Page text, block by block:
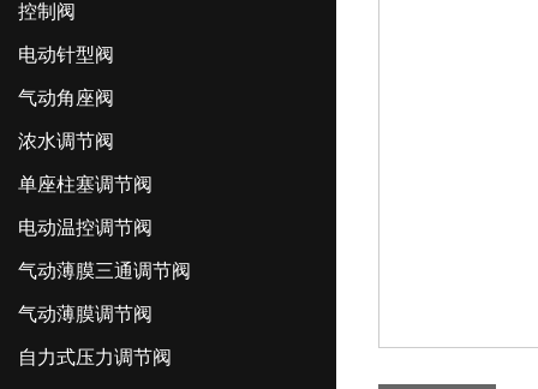
控制阀
电动针型阀
气动角座阀
浓水调节阀
单座柱塞调节阀
电动温控调节阀
气动薄膜三通调节阀
气动薄膜调节阀
自力式压力调节阀